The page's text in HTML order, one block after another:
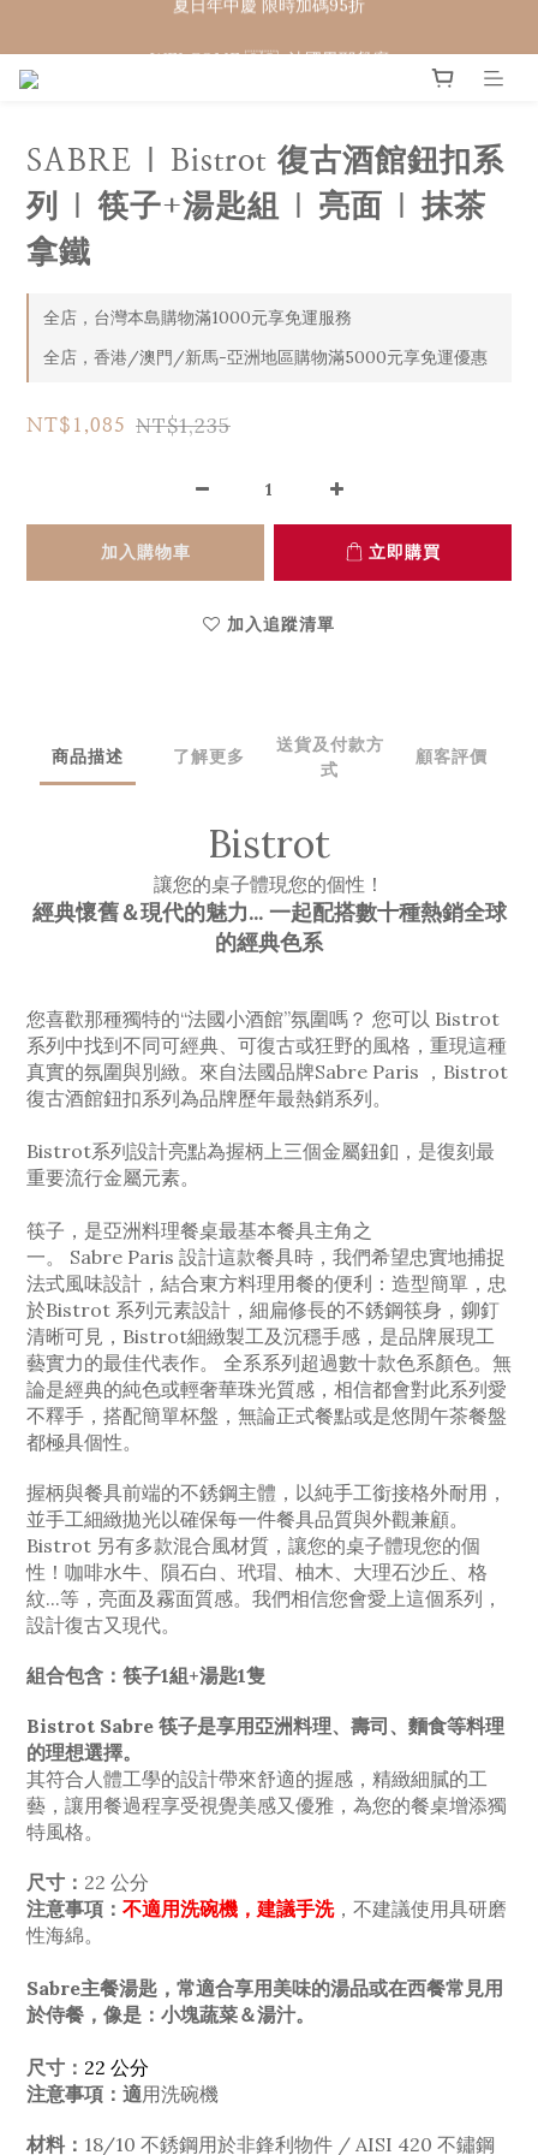
SABRE | Bistrot 復古酒館鈕扣系
列 | 筷子+湯匙組 | 亮面 | 抹茶
拿鐵
全店，台灣本島購物滿1000元享免運服務
全店，香港/澳門/新馬-亞洲地區購物滿5000元享免運優惠
NT$1,085 NT$1,235
加入購物車 立即購買
加入追蹤清單
商品描述 了解更多
送貨及付款方
式
顧客評價
Bistrot
讓您的桌子體現您的個性！
經典懷舊＆現代的魅力... 一起配搭數十種熱銷全球
的經典色系
您喜歡那種獨特的“法國小酒館”氛圍嗎？ 您可以 Bistrot
系列中找到不同可經典、 可復古或狂野的風格，重現這種
真實的氛圍與別緻。 來自法國品牌Sabre Paris ，Bistrot
復古酒館鈕扣系列為品牌歷年最熱銷系列。
Bistrot系列設計亮點為握柄上三個金屬鈕釦，是復刻最
重要流行金屬元素。
筷子，是亞洲料理餐桌最基本餐具主角之
一。 Sabre Paris 設計這款餐具時，我們希望忠實地捕捉
法式風味設計，結合東方料理用餐的便利：造型簡單，忠
於Bistrot 系列元素設計，細扁修長的不銹鋼筷身， 鉚釘
清晰可見， Bistrot細緻製工及沉穩手感，是品牌展現工
藝實力的最佳代表作。 全系系列超過數十款色系顏色。無
論是經典的純色或輕奢華珠光質感，相信都會對此系列愛
不釋手，搭配簡單杯盤，無論正式餐點或是悠閒午茶餐盤
都極具個性。
握柄與餐具前端的不銹鋼主體，以純手工銜接格外耐用，
並手工細緻拋光以確保每一件餐具品質與外觀兼顧。
Bistrot 另有多款混合風材質，讓您的桌子體現您的個
性！咖啡水牛、隕石白、玳瑁、柚木、大理石沙丘、格
紋...等，亮面及霧面質感。我們相信您會愛上這個系列，
設計復古又現代。
組合包含：筷子1組+湯匙1隻
Bistrot Sabre 筷子是享用亞洲料理、 壽司、 麵食等料理
的理想選擇。
其符合人體工學的設計帶來舒適的握感，精緻細膩的工
藝，讓用餐過程享受視覺美感又優雅，為您的餐桌增添獨
特風格。
尺寸： 22 公分
注意事項： 不適用洗碗機，建議手洗，不建議使用具研磨
性海綿。
Sabre主餐湯匙，常適合享用美味的湯品或在西餐常見用
於侍餐，像是：小塊蔬菜＆湯汁。
尺寸： 22 公分
注意事項：適用洗碗機
材料： 18/10 不銹鋼用於非鋒利物件 / AISI 420 不鏽鋼